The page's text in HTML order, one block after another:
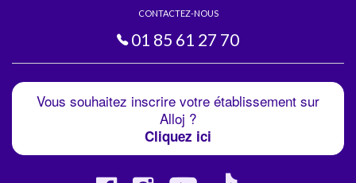
CONTACTEZ-NOUS
01 85 61 27 70
Vous souhaitez inscrire votre établissement sur
Alloj ?
Cliquez ici